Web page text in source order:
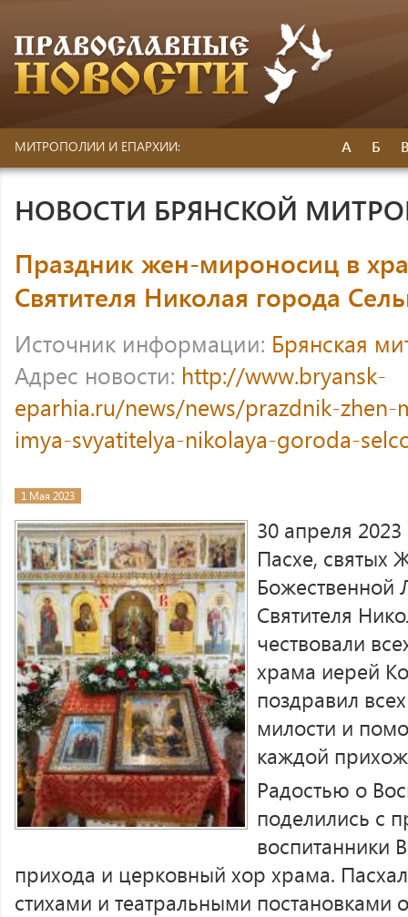
МИТРОПОЛИИ И ЕПАРХИИ: А Б
НОВОСТИ БРЯНСКОЙ
Праздник жен-мироносиц в
Святителя Николая города
Источник информации: Брянская
Адрес новости: http://www.bryansk-
eparhia.ru/news/news/prazdnik-
imya-svyatitelya-nikolaya-goroda-
1 Мая 2023
30 апреля
Пасхе, святых
Божественной
Святителя
чествовали
храма иерей
поздравил
милости и
каждой
Радостью о
поделились с
воспитанники
прихода и церковный хор храма.
стихами и театральными постановками